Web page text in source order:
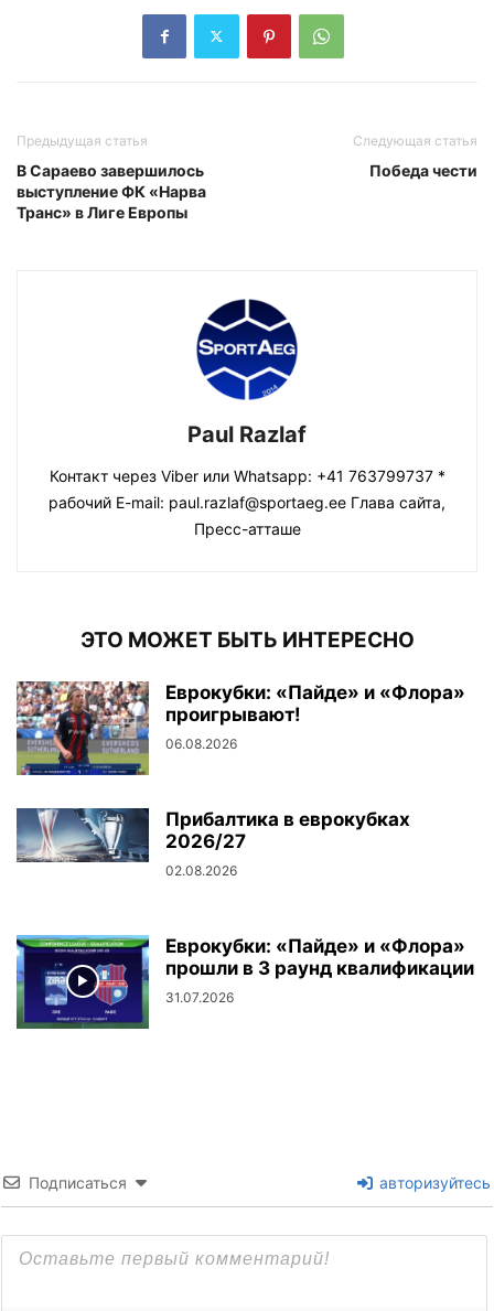
Предыдущая статья
В Сараево завершилось
выступление ФК «Нарва
Транс» в Лиге Европы
Следующая статья
Победа чести
Paul Razlaf
Контакт через Viber или Whatsapp: +41 763799737 *
рабочий E-mail: paul.razlaf@sportaeg.ee Глава сайта,
Пресс-атташе
ЭТО МОЖЕТ БЫТЬ ИНТЕРЕСНО
Еврокубки: «Пайде» и «Флора»
проигрывают!
06.08.2026
Прибалтика в еврокубках
2026/27
02.08.2026
Еврокубки: «Пайде» и «Флора»
прошли в 3 раунд квалификации
31.07.2026
Подписаться авторизуйтесь